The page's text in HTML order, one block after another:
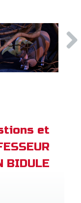
et
BIDULE